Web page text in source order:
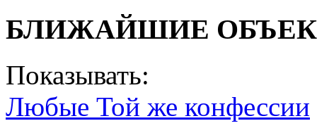
БЛИЖАЙШИЕ
Показывать:
Любые Той же конфессии